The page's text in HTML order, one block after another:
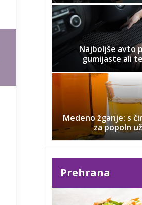
Najboljše avto
gumijaste ali
Medeno žganje: s
za popoln
Prehrana